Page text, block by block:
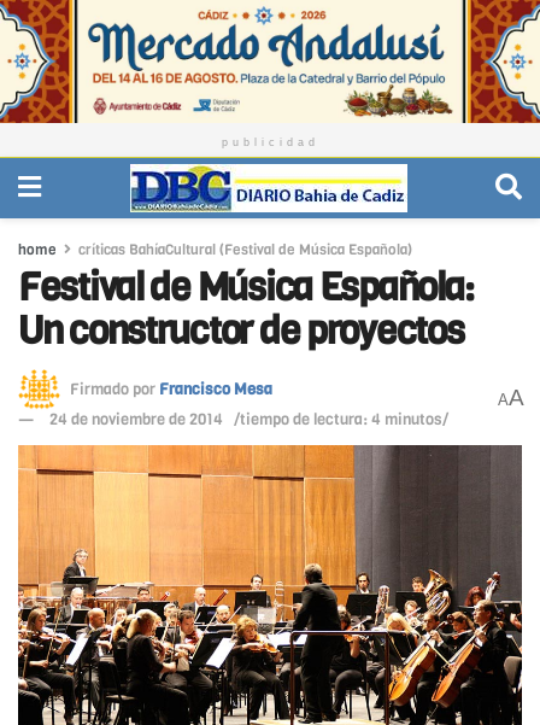
publicidad
home críticas BahíaCultural (Festival de Música Española)
Festival de Música Española:
Un constructor de proyectos
Firmado por Francisco Mesa
24 de noviembre de 2014 /tiempo de lectura: 4 minutos/
AA